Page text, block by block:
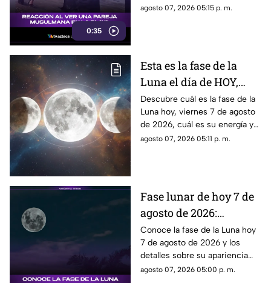
0:35
atención de los presentes.
agosto 07, 2026 05:15 p. m.
Esta es la fase de la
Luna el día de HOY,
viernes 7 de agosto de
2026: ¿Cómo se verá el
astro durante la noche?
Descubre cuál es la fase de la
Luna hoy, viernes 7 de agosto
de 2026, cuál es su energía y
cómo nos podría afectar.
agosto 07, 2026 05:11 p. m.
Fase lunar de hoy 7 de
agosto de 2026:
descubre cómo luce la
Luna y su significado
Conoce la fase de la Luna hoy
7 de agosto de 2026 y los
detalles sobre su apariencia
durante esta jornada.
agosto 07, 2026 05:00 p. m.